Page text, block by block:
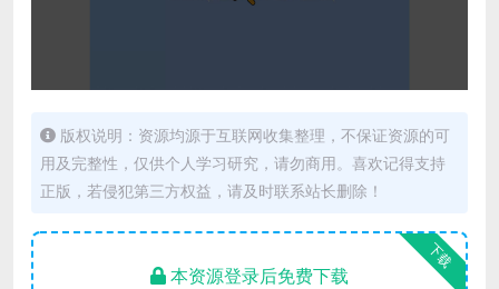
版权说明：资源均源于互联网收集整理，不保证资源的可
用及完整性，仅供个人学习研究，请勿商用。喜欢记得支持
正版，若侵犯第三方权益，请及时联系站长删除！
下载
本资源登录后免费下载